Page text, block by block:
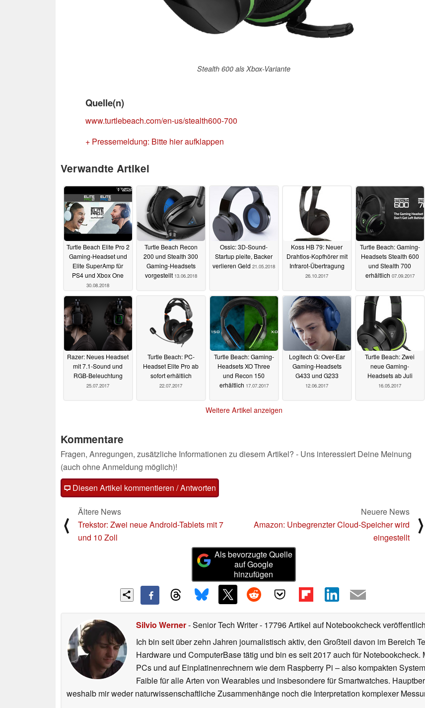
Stealth 600 als Xbox-Variante
Quelle(n)
www.turtlebeach.com/en-us/stealth600-700
+ Pressemeldung: Bitte hier aufklappen
Verwandte Artikel
Turtle Beach Elite Pro 2
Gaming-Headset und
Elite SuperAmp für
PS4 und Xbox One
30.08.2018
Turtle Beach Recon
200 und Stealth 300
Gaming-Headsets
vorgestellt 13.06.2018
Ossic: 3D-Sound-
Startup pleite, Backer
verlieren Geld 21.05.2018
Koss HB 79: Neuer
Drahtlos-Kopfhörer mit
Infrarot-Übertragung
26.10.2017
Turtle Beach: Gaming-
Headsets Stealth 600
und Stealth 700
erhältlich 07.09.2017
Razer: Neues Headset
mit 7.1-Sound und
RGB-Beleuchtung
25.07.2017
Turtle Beach: PC-
Headset Elite Pro ab
sofort erhältlich
22.07.2017
Turtle Beach: Gaming-
Headsets XO Three
und Recon 150
erhältlich 17.07.2017
Logitech G: Over-Ear
Gaming-Headsets
G433 und G233
12.06.2017
Turtle Beach: Zwei
neue Gaming-
Headsets ab Juli
16.05.2017
Weitere Artikel anzeigen
Kommentare
Fragen, Anregungen, zusätzliche Informationen zu diesem Artikel? - Uns interessiert Deine Meinung
(auch ohne Anmeldung möglich)!
Diesen Artikel kommentieren / Antworten
⟨
Ältere News
Trekstor: Zwei neue Android-Tablets mit 7
und 10 Zoll
Neuere News
Amazon: Unbegrenzter Cloud-Speicher wird
eingestellt
⟩
Als bevorzugte Quelle
auf Google
hinzufügen
Silvio Werner- Senior Tech Writer- 17796 Artikel auf Notebookcheck
Ich bin seit über zehn Jahren journalistisch aktiv, den Großteil davon im Bereich
Hardware und ComputerBase tätig und bin es seit 2017 auch für
PCs und auf Einplatinenrechnern wie dem Raspberry Pi – also kompakten
Faible für alle Arten von Wearables und insbesondere für Smartwatches.
weshalb mir weder naturwissenschaftliche Zusammenhänge noch die Interpretation komplexer